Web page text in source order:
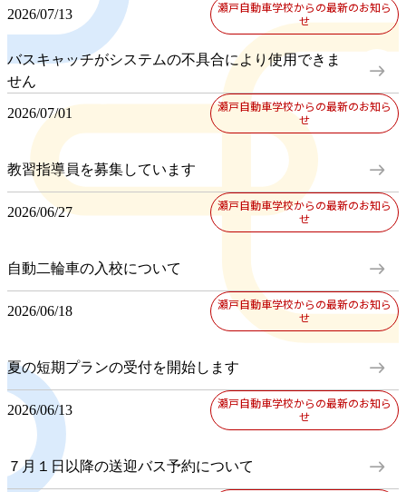
2026/07/13
瀬戸自動車学校からの最新のお知ら
せ
バスキャッチがシステムの不具合により使用できま
せん
east
2026/07/01
瀬戸自動車学校からの最新のお知ら
せ
教習指導員を募集しています east
2026/06/27
瀬戸自動車学校からの最新のお知ら
せ
自動二輪車の入校について east
2026/06/18
瀬戸自動車学校からの最新のお知ら
せ
夏の短期プランの受付を開始します east
2026/06/13
瀬戸自動車学校からの最新のお知ら
せ
７月１日以降の送迎バス予約について east